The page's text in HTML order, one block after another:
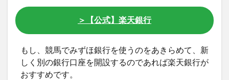
＞【公式】楽天銀行
もし、競馬でみずほ銀行を使うのをあきらめて、新
しく別の銀行口座を開設するのであれば楽天銀行が
おすすめです。